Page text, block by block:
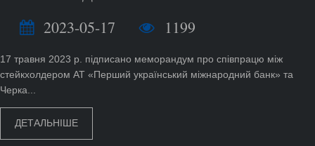
2023-05-17
1199
17 травня 2023 р. підписано меморандум про співпрацю між
стейкхолдером АТ «Перший український міжнародний банк» та
Черка...
ДЕТАЛЬНІШЕ